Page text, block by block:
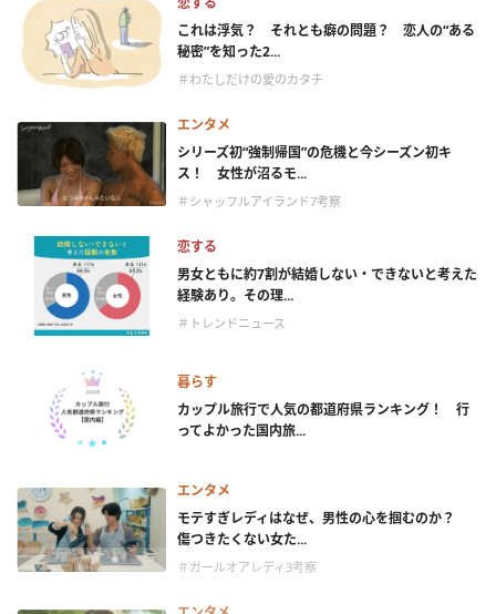
これは浮気？ それとも癖の問題？ 恋人の“ある
秘密”を知った2...
＃わたしだけの愛のカタチ
エンタメ
シリーズ初“強制帰国”の危機と今シーズン初キ
ス！ 女性が沼るモ...
＃シャッフルアイランド7考察
恋する
男女ともに約7割が結婚しない・できないと考えた
経験あり。その理...
＃トレンドニュース
暮らす
カップル旅行で人気の都道府県ランキング！ 行
ってよかった国内旅...
エンタメ
モテすぎレディはなぜ、男性の心を掴むのか？
傷つきたくない女た...
＃ガールオアレディ3考察